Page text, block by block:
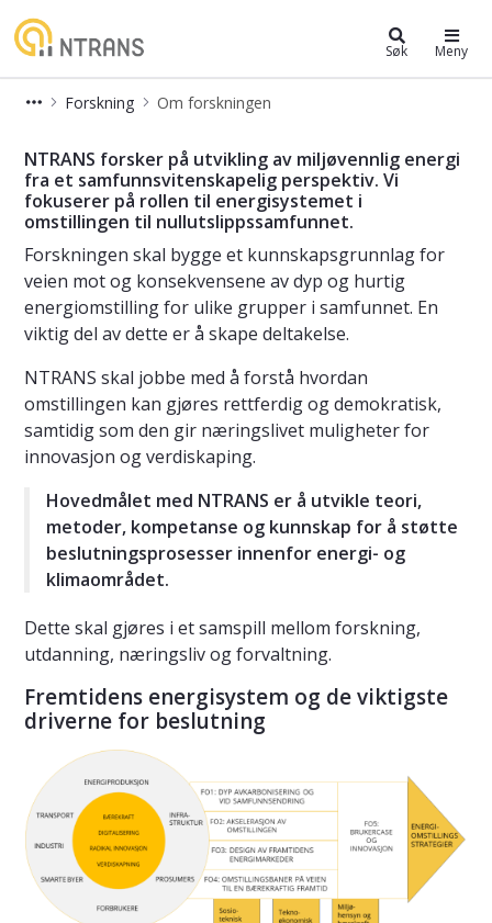
NTRANS - Norwegian Centre for
Søk Meny
Forskning Om forskningen
Om forskningen
NTRANS forsker på utvikling av miljøvennlig energi
fra et samfunnsvitenskapelig perspektiv. Vi
fokuserer på rollen til energisystemet i
omstillingen til nullutslippssamfunnet.
Forskningen skal bygge et kunnskapsgrunnlag for
veien mot og konsekvensene av dyp og hurtig
energiomstilling for ulike grupper i samfunnet. En
viktig del av dette er å skape deltakelse.
NTRANS skal jobbe med å forstå hvordan
omstillingen kan gjøres rettferdig og demokratisk,
samtidig som den gir næringslivet muligheter for
innovasjon og verdiskaping.
Hovedmålet med NTRANS er å utvikle teori,
metoder, kompetanse og kunnskap for å støtte
beslutningsprosesser innenfor energi- og
klimaområdet.
Dette skal gjøres i et samspill mellom forskning,
utdanning, næringsliv og forvaltning.
Fremtidens energisystem og de viktigste
driverne for beslutning